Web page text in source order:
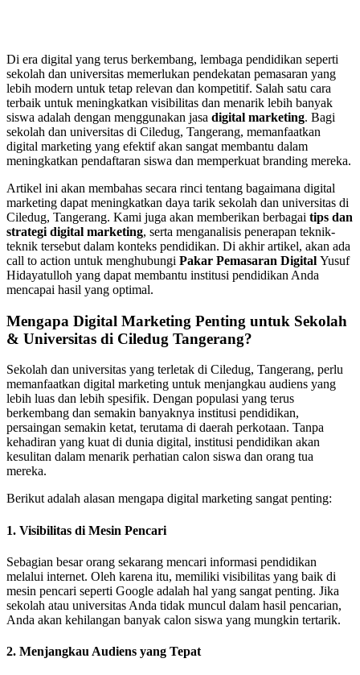
Di era digital yang terus berkembang, lembaga pendidikan seperti
sekolah dan universitas memerlukan pendekatan pemasaran yang
lebih modern untuk tetap relevan dan kompetitif. Salah satu cara
terbaik untuk meningkatkan visibilitas dan menarik lebih banyak
siswa adalah dengan menggunakan jasa digital marketing. Bagi
sekolah dan universitas di Ciledug, Tangerang, memanfaatkan
digital marketing yang efektif akan sangat membantu dalam
meningkatkan pendaftaran siswa dan memperkuat branding mereka.
Artikel ini akan membahas secara rinci tentang bagaimana digital
marketing dapat meningkatkan daya tarik sekolah dan universitas di
Ciledug, Tangerang. Kami juga akan memberikan berbagai tips dan
strategi digital marketing, serta menganalisis penerapan teknik-
teknik tersebut dalam konteks pendidikan. Di akhir artikel, akan ada
call to action untuk menghubungi Pakar Pemasaran Digital Yusuf
Hidayatulloh yang dapat membantu institusi pendidikan Anda
mencapai hasil yang optimal.
Mengapa Digital Marketing Penting untuk Sekolah
& Universitas di Ciledug Tangerang?
Sekolah dan universitas yang terletak di Ciledug, Tangerang, perlu
memanfaatkan digital marketing untuk menjangkau audiens yang
lebih luas dan lebih spesifik. Dengan populasi yang terus
berkembang dan semakin banyaknya institusi pendidikan,
persaingan semakin ketat, terutama di daerah perkotaan. Tanpa
kehadiran yang kuat di dunia digital, institusi pendidikan akan
kesulitan dalam menarik perhatian calon siswa dan orang tua
mereka.
Berikut adalah alasan mengapa digital marketing sangat penting:
1. Visibilitas di Mesin Pencari
Sebagian besar orang sekarang mencari informasi pendidikan
melalui internet. Oleh karena itu, memiliki visibilitas yang baik di
mesin pencari seperti Google adalah hal yang sangat penting. Jika
sekolah atau universitas Anda tidak muncul dalam hasil pencarian,
Anda akan kehilangan banyak calon siswa yang mungkin tertarik.
2. Menjangkau Audiens yang Tepat